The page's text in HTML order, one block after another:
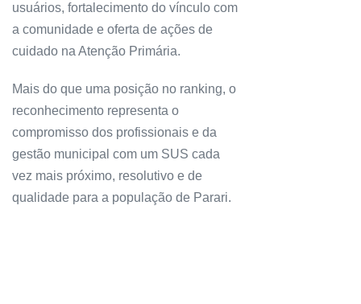
usuários, fortalecimento do vínculo com
a comunidade e oferta de ações de
cuidado na Atenção Primária.
Mais do que uma posição no ranking, o
reconhecimento representa o
compromisso dos profissionais e da
gestão municipal com um SUS cada
vez mais próximo, resolutivo e de
qualidade para a população de Parari.